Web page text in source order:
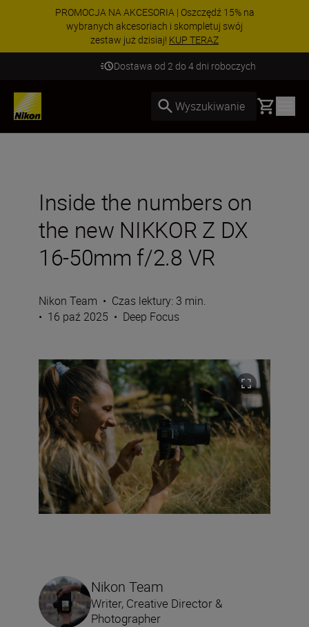
PROMOCJA NA AKCESORIA | Oszczędź 15% na
wybranych akcesoriach i skompletuj swój
zestaw już dzisiaj! KUP TERAZ
Dostawa od 2 do 4 dni roboczych
Wyszukiwanie Basket
Inside the numbers on
the new NIKKOR Z DX
16-50mm f/2.8 VR
Nikon Team • Czas lektury: 3 min.
• 16 paź 2025 • Deep Focus
Nikon Team
Writer, Creative Director &
Photographer